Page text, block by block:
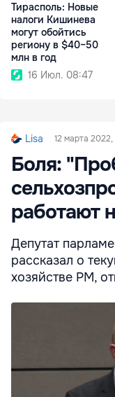
Тирасполь: Новые
налоги Кишинева
могут обойтись
региону в $40–50
млн в год
16 Июл. 08:47
Lisa 12 марта
Боля:
работают
Депутат
рассказал о
хозяйстве РМ,